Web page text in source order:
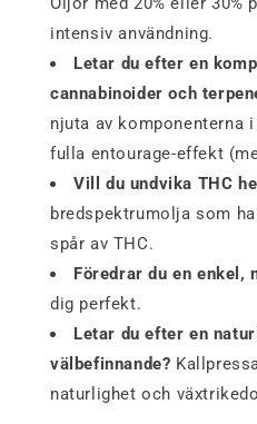
intensiv användning.
Letar du efter en
cannabinoider och
njuta av komponenterna
fulla entourage-effekt
Vill du undvika THC
bredspektrumolja som
spår av THC.
Föredrar du en enkel,
dig perfekt.
Letar du efter en
välbefinnande?
naturlighet och